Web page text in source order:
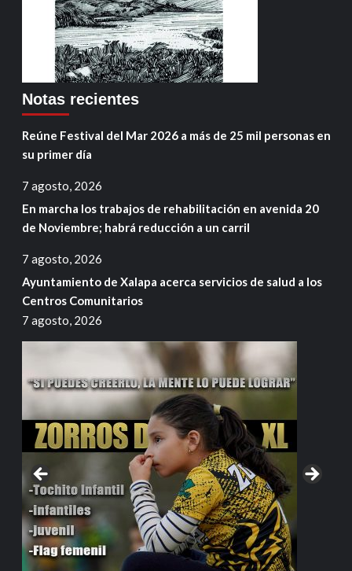
Notas recientes
Reúne Festival del Mar 2026 a más de 25 mil personas en
su primer día
7 agosto, 2026
En marcha los trabajos de rehabilitación en avenida 20
de Noviembre; habrá reducción a un carril
7 agosto, 2026
Ayuntamiento de Xalapa acerca servicios de salud a los
Centros Comunitarios
7 agosto, 2026